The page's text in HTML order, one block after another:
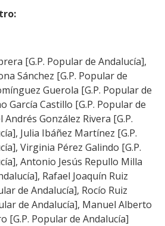
[G.P. Popular de Andalucía],
Sánchez [G.P. Popular de
Guerola [G.P. Popular de
García Castillo [G.P. Popular de
González Rivera [G.P.
Julia Ibáñez Martínez [G.P.
Virginia Pérez Galindo [G.P.
Antonio Jesús Repullo Milla
Rafael Joaquín Ruiz
de Andalucía], Rocío Ruiz
de Andalucía], Manuel Alberto
[G.P. Popular de Andalucía]